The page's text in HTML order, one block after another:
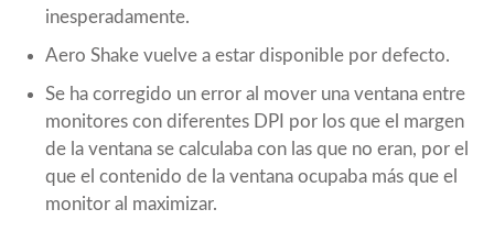
inesperadamente.
Aero Shake vuelve a estar disponible por defecto.
Se ha corregido un error al mover una ventana entre
monitores con diferentes DPI por los que el margen
de la ventana se calculaba con las que no eran, por el
que el contenido de la ventana ocupaba más que el
monitor al maximizar.